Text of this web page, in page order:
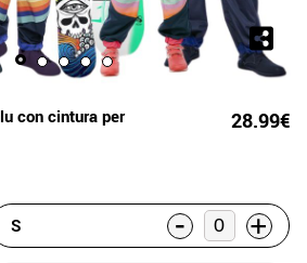
con cintura per 28.99€
S - +